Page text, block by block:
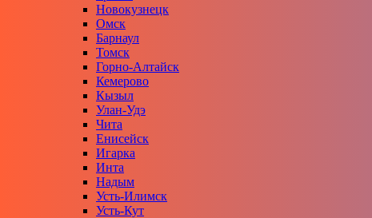
Новокузнецк
Омск
Барнаул
Томск
Горно-Алтайск
Кемерово
Кызыл
Улан-Удэ
Чита
Енисейск
Игарка
Инта
Надым
Усть-Илимск
Усть-Кут